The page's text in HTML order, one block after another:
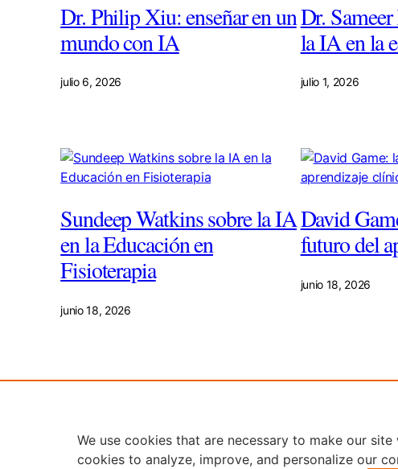
Dr. Philip Xiu: enseñar en un
mundo con IA
julio 6, 2026
Dr.
la IA en la
julio 1, 2026
Sundeep Watkins sobre la IA
en la Educación en
Fisioterapia
junio 18, 2026
David
futuro del
junio 18, 2026
Copyright © 2026 Elsevier, its licensors, and
technologies.
We use cookies that are necessary to make our
cookies to analyze, improve, and personalize our